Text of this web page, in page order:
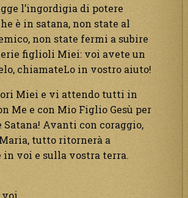
l’ingordigia di potere
è in satana, non state al
non state fermi a subire
figlioli Miei: voi avete un
chiamateLo in vostro aiuto!
Miei e vi attendo tutti in
Me e con Mio Figlio Gesù per
Satana! Avanti con coraggio,
Maria, tutto ritornerà a
in voi e sulla vostra terra.
voi.